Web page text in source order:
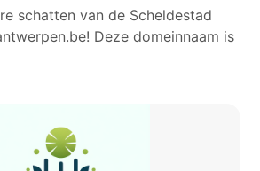
schatten van de Scheldestad
Deze domeinnaam is